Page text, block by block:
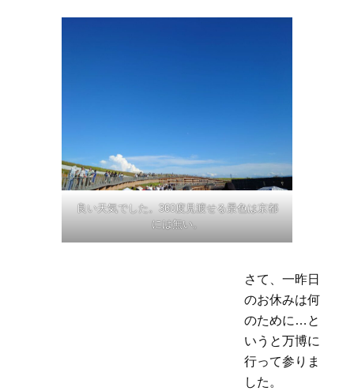
良い天気でした。360度見渡せる景色は京都
には無い。
さて、一昨日
のお休みは何
のために…と
いうと万博に
行って参りま
した。